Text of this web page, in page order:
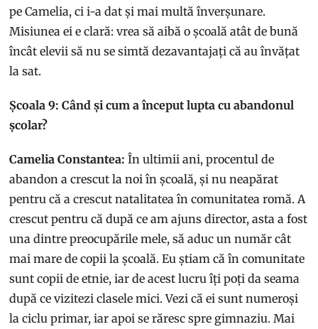
pe Camelia, ci i-a dat și mai multă înverșunare.
Misiunea ei e clară: vrea să aibă o școală atât de bună
încât elevii să nu se simtă dezavantajați că au învățat
la sat.
Școala 9: Când și cum a început lupta cu abandonul
școlar?
Camelia Constantea: În ultimii ani, procentul de
abandon a crescut la noi în școală, și nu neapărat
pentru că a crescut natalitatea în comunitatea romă. A
crescut pentru că după ce am ajuns director, asta a fost
una dintre preocupările mele, să aduc un număr cât
mai mare de copii la școală. Eu știam că în comunitate
sunt copii de etnie, iar de acest lucru îți poți da seama
după ce vizitezi clasele mici. Vezi că ei sunt numeroși
la ciclu primar, iar apoi se răresc spre gimnaziu. Mai